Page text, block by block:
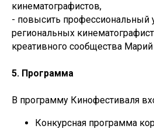
кинематографистов,
- повысить профессиональный
региональных
креативного сообщества
5. Программа
В программу Кинофестиваля
Конкурсная программа